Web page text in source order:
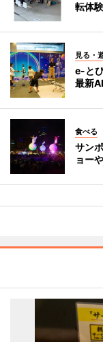
転体
見る・
e-と
最新
食べる
サン
ョー